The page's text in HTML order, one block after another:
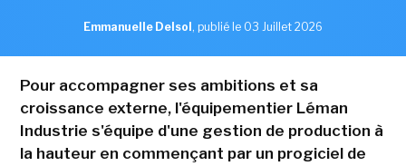
Emmanuelle Delsol , publié le 03 Juillet 2026
Pour accompagner ses ambitions et sa
croissance externe, l'équipementier Léman
Industrie s'équipe d'une gestion de production à
la hauteur en commençant par un progiciel de